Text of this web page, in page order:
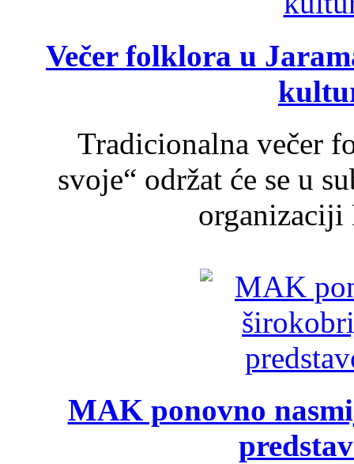
Večer folklora u
Tradicionalna večer
svoje“ održat će se u
organizaciji
MAK ponovno